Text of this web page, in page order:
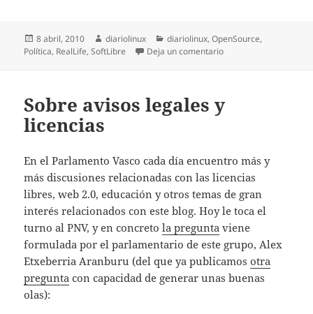
Publicado
el
8 abril, 2010 Autor
diariolinux Categorías
diariolinux,OpenSource,
Política, RealLife,SoftLibre Deja un comentarioen CENATIC:
Sobre avisos legales y
licencias
En el Parlamento Vasco cada día encuentro más y
más discusiones relacionadas con las licencias
libres, web 2.0, educación y otros temas de gran
interés relacionados con este blog. Hoy le toca el
turno al PNV, y en concretola pregunta viene
formulada por el parlamentario de este grupo, Alex
Etxeberria Aranburu (del que ya publicamosotra
pregunta con capacidad de generar unas buenas
olas):